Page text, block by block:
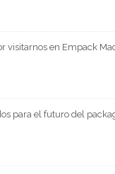
visitarnos en Empack
para el futuro del